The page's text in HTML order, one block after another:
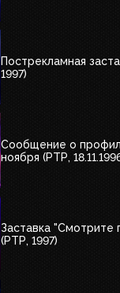
Пострекламная
1997)
Сообщение о
ноября (РТР,
Заставка "Смотрите
(РТР, 1997)